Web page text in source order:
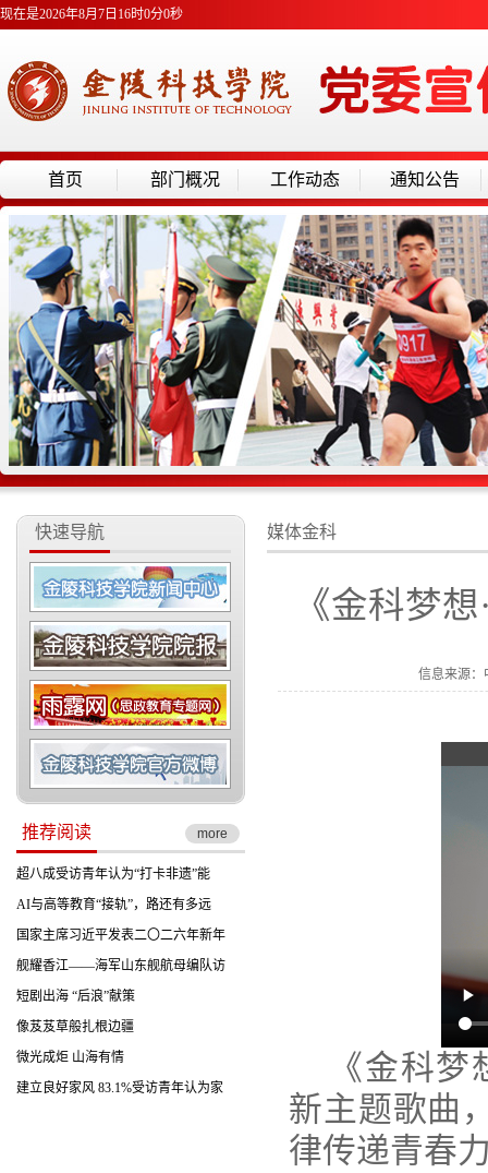
现在是2026年8月7日16时0分0秒
首页 部门概况 工作动态 通知公告
快速导航
推荐阅读 more
超八成受访青年认为“打卡非遗”能
AI与高等教育“接轨”，路还有多远
国家主席习近平发表二〇二六年新年
舰耀香江——海军山东舰航母编队访
短剧出海 “后浪”献策
像芨芨草般扎根边疆
微光成炬 山海有情
建立良好家风 83.1%受访青年认为家
媒体金科
《金科梦
信息来源：
《金科
新主题歌曲
律传递青春